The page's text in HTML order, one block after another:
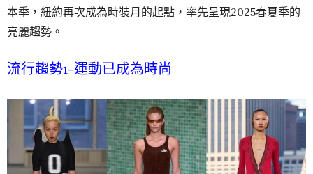
本季，紐約再次成為時裝月的起點，率先呈現2025春夏季的
亮麗趨勢。
流行趨勢1-運動已成為時尚